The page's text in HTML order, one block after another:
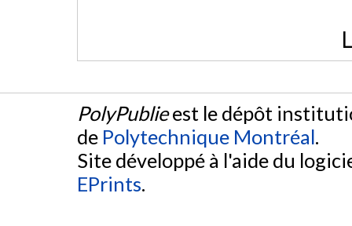
PolyPublieest le dépôt
de Polytechnique Montréal.
Site développé à l'aide du
EPrints.